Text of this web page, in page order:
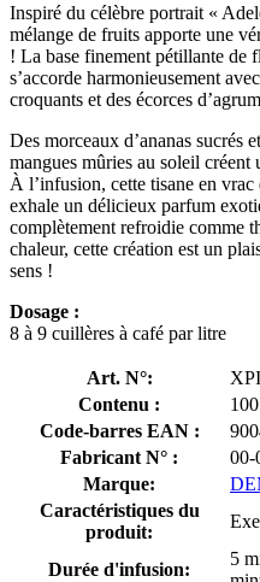
Inspiré du célèbre portrait «
mélange de fruits apporte une
! La base finement pétillante de
s’accorde harmonieusement
croquants et des écorces
Des morceaux d’ananas sucrés
mangues mûries au soleil
À l’infusion, cette tisane en
exhale un délicieux parfum
complètement refroidie comme
chaleur, cette création est un
sens !
Dosage :
8 à 9 cuillères à café par litre
Art. N°:
Contenu :
Code-barres EAN :
Fabricant N° :
00-
Marque:
Caractéristiques du
produit:
Durée d'infusion:
5